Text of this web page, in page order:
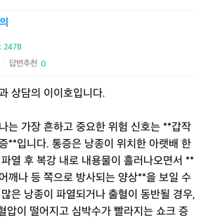
2478
답변추천 0
상담의 이이호입니다.
는 가장 흔하고 중요한 위험 신호는 **갑작
**입니다. 통증은 낭종이 위치한 아랫배 한
열 후 복강 내로 내용물이 흘러나오면서 **
깨나 등 쪽으로 방사되는 양상**을 보일 수
은 낭종이 파열되거나 출혈이 동반될 경우,
압이 떨어지고 심박수가 빨라지는 쇼크 증